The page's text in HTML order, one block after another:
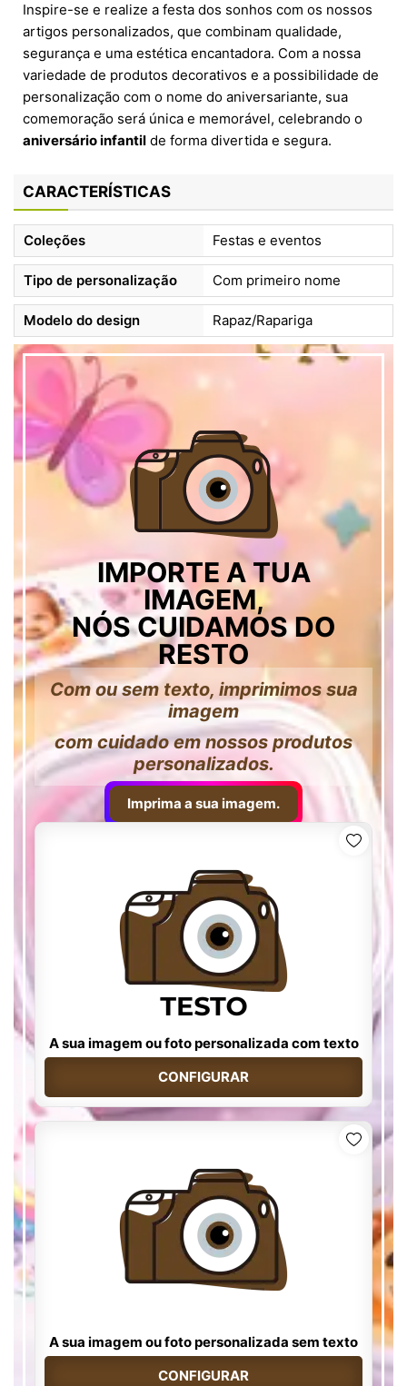
Inspire-se e realize a festa dos sonhos com os nossos
artigos personalizados, que combinam qualidade,
segurança e uma estética encantadora. Com a nossa
variedade de produtos decorativos e a possibilidade de
personalização com o nome do aniversariante, sua
comemoração será única e memorável, celebrando o
aniversário infantil de forma divertida e segura.
CARACTERÍSTICAS
Coleções Festas e eventos
Tipo de personalização Com primeiro nome
Modelo do design Rapaz/Rapariga
IMPORTE A TUA
IMAGEM,
NÓS CUIDAMOS DO
RESTO
Com ou sem texto, imprimimos sua
imagem
com cuidado em nossos produtos
personalizados.
Imprima a sua imagem.
A sua imagem ou foto personalizada com texto
CONFIGURAR
A sua imagem ou foto personalizada sem texto
CONFIGURAR